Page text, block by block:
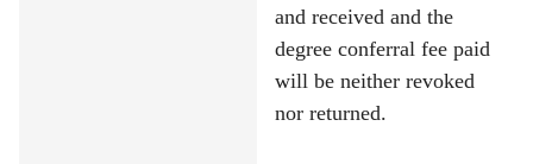
and received and the
degree conferral fee paid
will be neither revoked
nor returned.